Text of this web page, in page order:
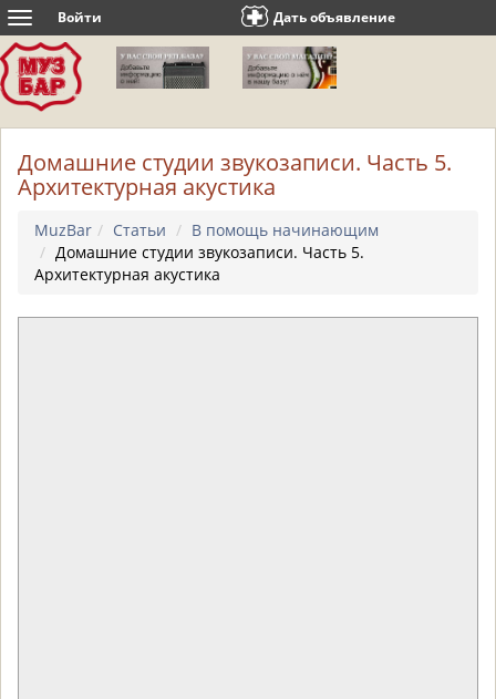
Toggle
navigation
Войти Дать объявление
Домашние студии звукозаписи. Часть 5.
Архитектурная акустика
MuzBar Статьи
В помощь начинающим
Домашние студии звукозаписи. Часть 5.
Архитектурная акустика